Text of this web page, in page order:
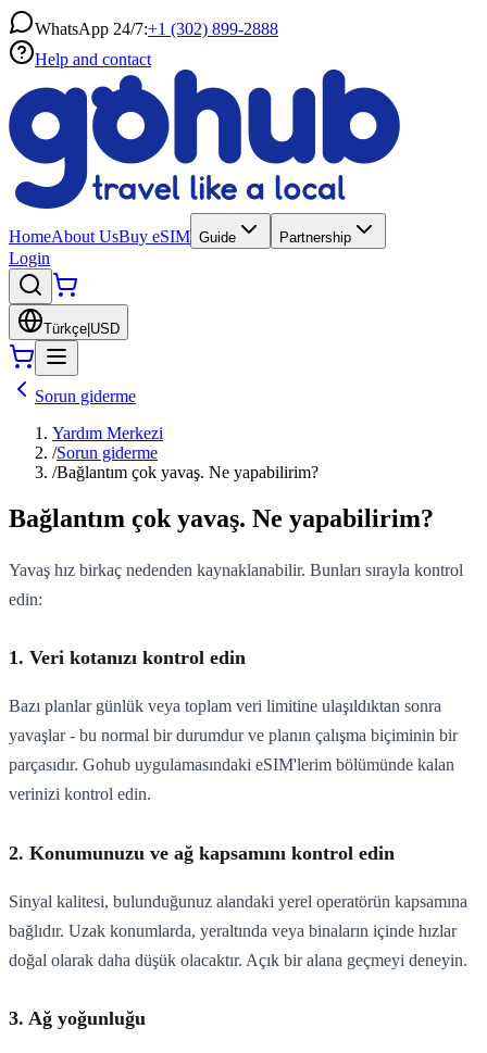
WhatsApp 24/7:+1 (302) 899-2888
Help and contact
HomeAbout UsBuy eSIM Guide Partnership
Login
Türkçe USD
Sorun giderme
Yardım Merkezi
/Sorun giderme
/Bağlantım çok yavaş. Ne yapabilirim?
Bağlantım çok yavaş. Ne yapabilirim?
Yavaş hız birkaç nedenden kaynaklanabilir. Bunları sırayla kontrol
edin:
1. Veri kotanızı kontrol edin
Bazı planlar günlük veya toplam veri limitine ulaşıldıktan sonra
yavaşlar - bu normal bir durumdur ve planın çalışma biçiminin bir
parçasıdır. Gohub uygulamasındaki eSIM'lerim bölümünde kalan
verinizi kontrol edin.
2. Konumunuzu ve ağ kapsamını kontrol edin
Sinyal kalitesi, bulunduğunuz alandaki yerel operatörün kapsamına
bağlıdır. Uzak konumlarda, yeraltında veya binaların içinde hızlar
doğal olarak daha düşük olacaktır. Açık bir alana geçmeyi deneyin.
3. Ağ yoğunluğu